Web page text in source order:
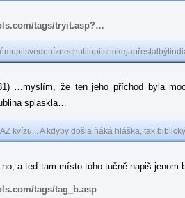
tags/tryit.asp?…
…myslím, že ten jeho příchod byla
splaskla…
kvízu... A kdyby došla ňáká hláška, tak
a teď tam místo toho tučně napiš jenom
tags/tag_b.asp